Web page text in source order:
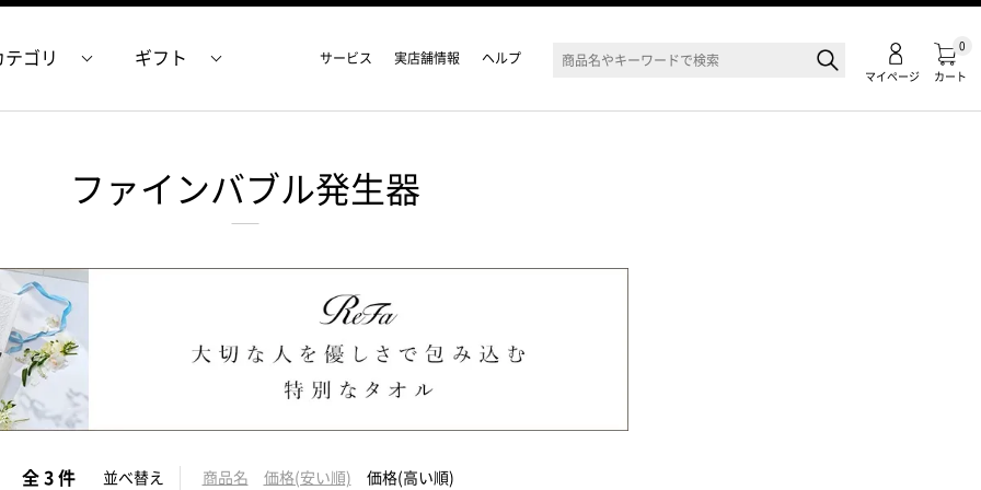
カート
0
マイページ
テゴリ ギフト サービス 実店舗情報 ヘルプ
ファインバブル発生器
全 3 件 並べ替え 商品名 価格(安い順) 価格(高い順)